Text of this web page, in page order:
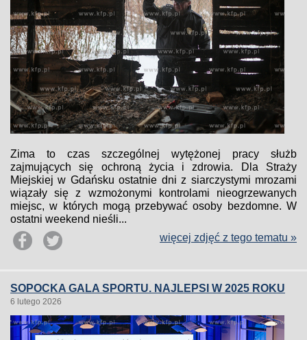
Zima to czas szczególnej wytężonej pracy służb
zajmujących się ochroną życia i zdrowia. Dla Straży
Miejskiej w Gdańsku ostatnie dni z siarczystymi mrozami
wiązały się z wzmożonymi kontrolami nieogrzewanych
miejsc, w których mogą przebywać osoby bezdomne. W
ostatni weekend nieśli...
więcej zdjęć z tego tematu »
SOPOCKA GALA SPORTU. NAJLEPSI W 2025 ROKU
6 lutego 2026